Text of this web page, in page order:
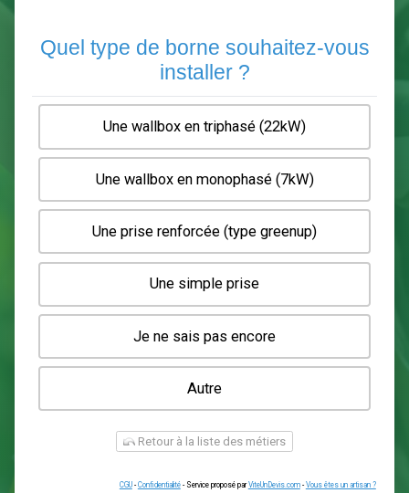
Gratuit, sans pub et sans engagement.
2 3 6
Quel type de borne souhaitez-
installer ?
Une wallbox en triphasé (22kW)
Une wallbox en monophasé (7kW)
Une prise renforcée (type greenup)
Une simple prise